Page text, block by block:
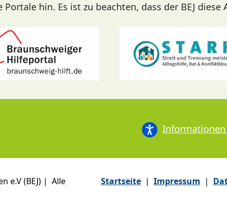
hin. Es ist zu beachten, dass der BEJ
e.V (BEJ) | Alle
Startseite | Impressum |